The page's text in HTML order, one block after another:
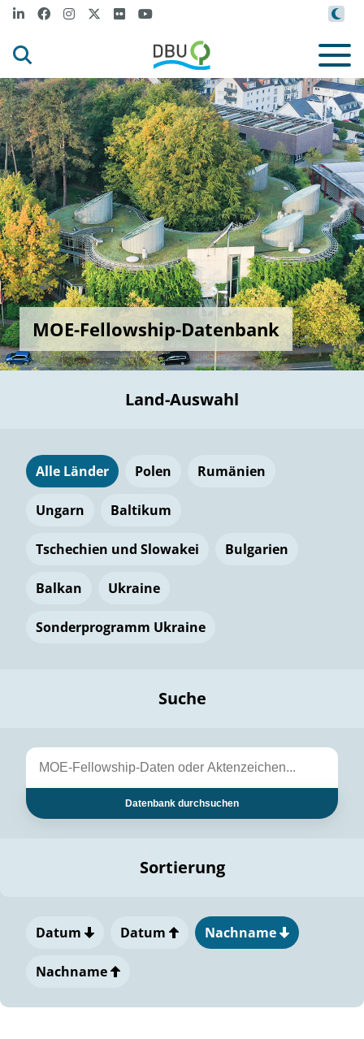
MOE-Fellowship-Datenbank
Land-Auswahl
Alle Länder Polen Rumänien
Ungarn Baltikum
Tschechien und Slowakei Bulgarien
Balkan Ukraine
Sonderprogramm Ukraine
Suche
Datenbank durchsuchen
Sortierung
Datum Datum Nachname
Nachname